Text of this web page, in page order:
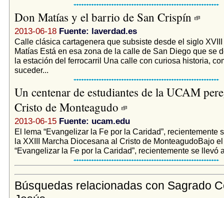
Don Matías y el barrio de San Crispín
2013-06-18 Fuente: laverdad.es
Calle clásica cartagenera que subsiste desde el siglo
Matías Está en esa zona de la calle de San Diego que se
la estación del ferrocarril Una calle con curiosa historia,
suceder...
Un centenar de estudiantes de la UCAM
Cristo de Monteagudo
2013-06-15 Fuente: ucam.edu
El lema “Evangelizar la Fe por la Caridad”, recientemente
la XXIII Marcha Diocesana al Cristo de MonteagudoBajo
“Evangelizar la Fe por la Caridad”, recientemente se llevó
Búsquedas relacionadas con Sagrado